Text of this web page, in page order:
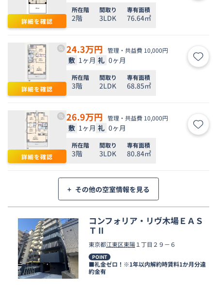
詳細を確認
所在階
2階
間取り
3LDK
専有面積
76.64㎡
詳細を確認
24.3万円 管理・共益費 10,000円
敷 1ヶ月 礼 0ヶ月 お気
所在階
3階
間取り
2LDK
専有面積
68.85㎡
詳細を確認
26.9万円 管理・共益費 10,000円
敷 1ヶ月 礼 0ヶ月 お気
所在階
3階
間取り
3LDK
専有面積
80.84㎡
+ その他の空室情報を見る
コンフォリア・リヴ木場ＥＡＳ
ＴⅡ
東京都江東区東陽１丁目２９－６
POINT
■礼金ゼロ！※1年以内解約時賃料1か月分違
約金有